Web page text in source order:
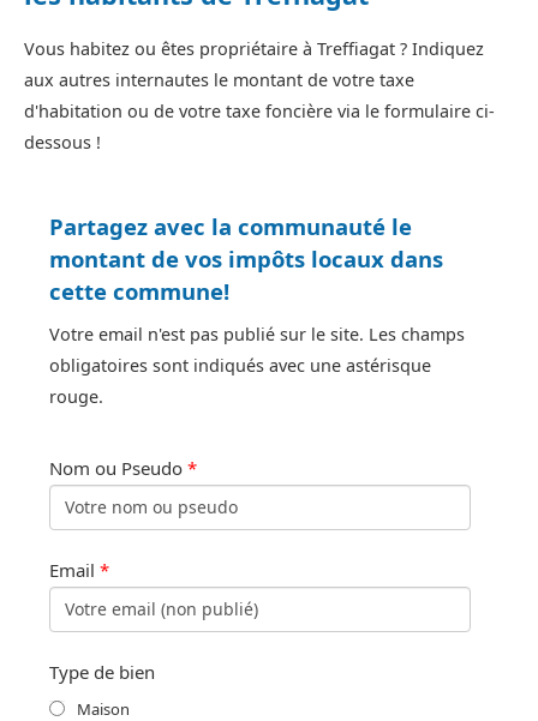
Vous habitez ou êtes propriétaire à Treffiagat ? Indiquez
aux autres internautes le montant de votre taxe
d'habitation ou de votre taxe foncière via le formulaire ci-
dessous !
Partagez avec la communauté le
montant de vos impôts locaux dans
cette commune!
Votre email n'est pas publié sur le site. Les champs
obligatoires sont indiqués avec une astérisque
rouge.
Nom ou Pseudo *
Email *
Type de bien
Maison